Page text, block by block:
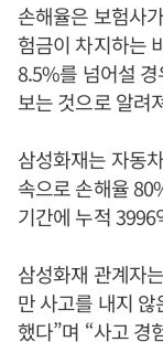
손해율은 보험사
험금이 차지하는
8.5%를 넘어설
보는 것으로 알려
삼성화재는 자동
속으로 손해율
기간에 누적
삼성화재 관계자
만 사고를 내지
했다”며 “사고 경